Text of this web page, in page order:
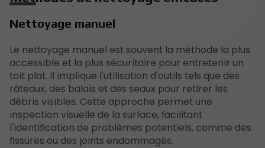
Nettoyage manuel
Le nettoyage manuel est souvent la méthode la plus
accessible et la plus sécuritaire pour entretenir un
toit plat. Il implique l'utilisation d'outils tels que des
râteaux, des balais et des seaux pour retirer les
débris visibles. Cette approche permet une
inspection visuelle de la surface, facilitant
l'identification de problèmes potentiels, comme des
fissures ou des joints endommagés.